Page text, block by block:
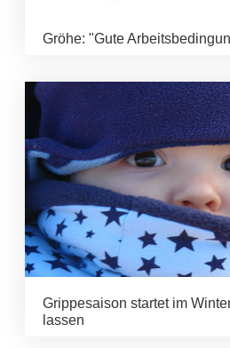
Gröhe: "Gute
Grippesaison startet im
lassen